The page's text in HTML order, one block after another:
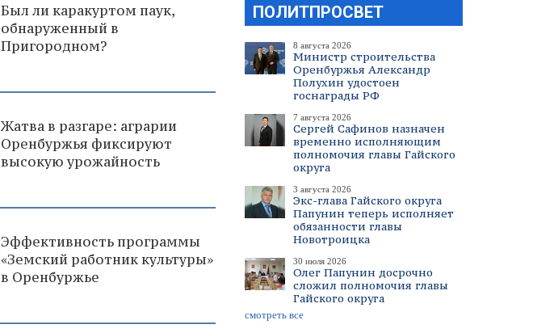
ПОЛИТПРОСВЕТ
8 августа 2026
Министр строительства
Оренбуржья Александр
Полухин удостоен
госнаграды РФ
7 августа 2026
Сергей Сафинов назначен
временно исполняющим
полномочия главы Гайского
округа
3 августа 2026
Экс-глава Гайского округа
Папунин теперь исполняет
обязанности главы
Новотроицка
30 июля 2026
Олег Папунин досрочно
сложил полномочия главы
Гайского округа
смотреть все
Был ли каракуртом паук,
обнаруженный в
Пригородном?
Жатва в разгаре: аграрии
Оренбуржья фиксируют
высокую урожайность
Эффективность программы
«Земский работник культуры»
в Оренбуржье